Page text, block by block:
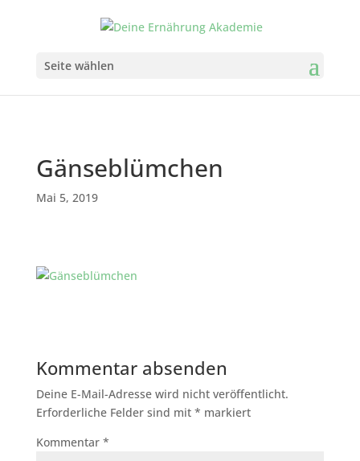
Seite wählen
Gänseblümchen
Mai 5, 2019
Kommentar absenden
Deine E-Mail-Adresse wird nicht veröffentlicht.
Erforderliche Felder sind mit * markiert
Kommentar *